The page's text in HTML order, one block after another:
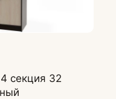
секция 32